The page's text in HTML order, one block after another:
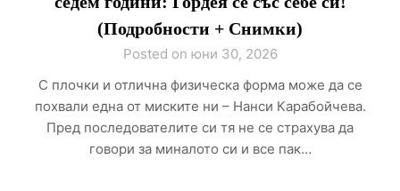
(Подробности + Снимки)
Posted on юни 30, 2026
С плочки и отлична физическа форма може да се
похвали една от миските ни – Нанси Карабойчева.
Пред последователите си тя не се страхува да
говори за миналото си и все пак…